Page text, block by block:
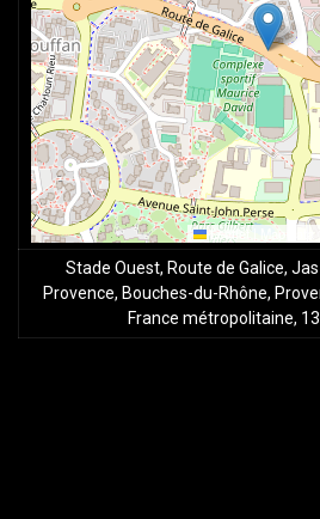
Leaflet Map data ©
Stade Ouest, Route de Galice,
Provence, Bouches-du-Rhône,
France métropolitaine,